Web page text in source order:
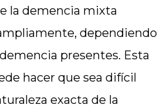
la demencia mixta
dependiendo
presentes. Esta
hacer que sea difícil
exacta de la